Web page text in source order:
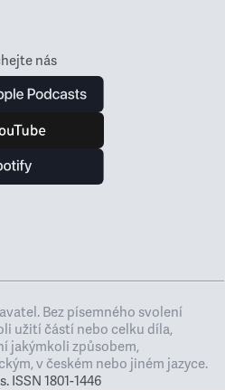
nás
Bez písemného svolení
užití částí nebo celku díla,
jakýmkoli způsobem,
v českém nebo jiném jazyce.
ISSN 1801-1446